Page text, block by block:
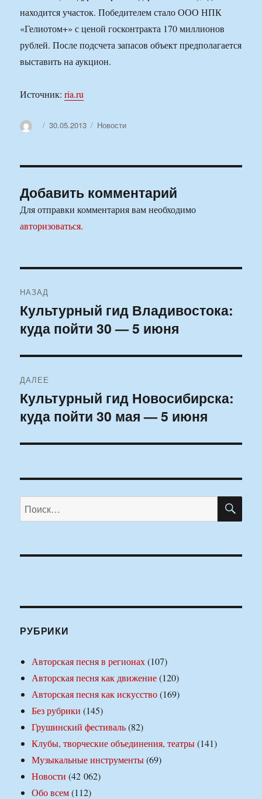
находится участок. Победителем стало ООО НПК
«Гелиотом+» с ценой госконтракта 170 миллионов
рублей. После подсчета запасов объект предполагается
выставить на аукцион.
Источник:ria.ru
АвторОпубликовано
30.05.2013 Рубрики
Новости
Добавить комментарий
Для отправки комментария вам необходимо
авторизоваться.
по
записям
НАЗАД
Предыдущая
запись:
Культурный гид Владивостока:
куда пойти 30 — 5 июня
ДАЛЕЕ
Следующая
запись:
Культурный гид Новосибирска:
куда пойти 30 мая — 5 июня
Искать:
РУБРИКИ
Авторская песня в регионах(107)
Авторская песня как движение(120)
Авторская песня как искусство(169)
Без рубрики (145)
Грушинский фестиваль(82)
Клубы, творческие объединения, театры(141)
Музыкальные инструменты(69)
Новости (42 062)
Обо всем(112)